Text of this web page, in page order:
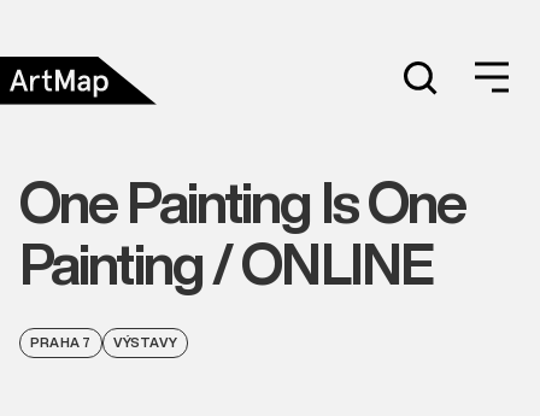
One Painting Is One
Painting / ONLINE
PRAHA 7 VÝSTAVY